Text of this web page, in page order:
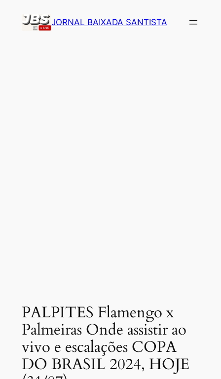
JORNAL BAIXADA SANTISTA
PALPITES Flamengo x
Palmeiras Onde assistir ao
vivo e escalações COPA
DO BRASIL 2024, HOJE